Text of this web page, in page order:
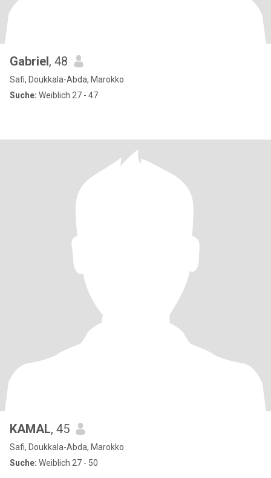
Gabriel, 48
Safi, Doukkala-Abda, Marokko
Suche: Weiblich 27 - 47
KAMAL, 45
Safi, Doukkala-Abda, Marokko
Suche: Weiblich 27 - 50